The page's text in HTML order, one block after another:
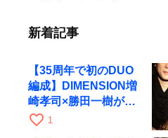
新着記事
【35周年で初のDUO
編成】DIMENSION増
崎孝司×勝田一樹が10
月11日に京都RAGへ
favorite_border 1